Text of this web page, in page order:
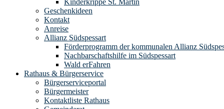
Kinderkrippe St. Martin
Geschenkideen
Kontakt
Anreise
Allianz Südspessart
Förderprogramm der kommunalen Allianz
Nachbarschaftshilfe im Südspessart
Wald erFahren
Rathaus & Bürgerservice
Bürgerserviceportal
Bürgermeister
Kontaktliste Rathaus